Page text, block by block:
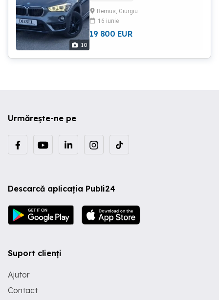
10
Remus, Giurgiu
16 iunie
19 800 EUR
Urmărește-ne pe
Descarcă aplicația Publi24
Suport clienți
Ajutor
Contact